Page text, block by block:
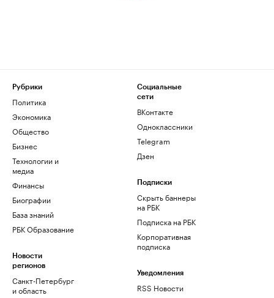
Рубрики
Политика
Экономика
Общество
Бизнес
Технологии и
медиа
Финансы
Биографии
База знаний
РБК Образование
Новости
регионов
Санкт-Петербург
и область
Социальные
сети
ВКонтакте
Одноклассники
Telegram
Дзен
Подписки
Скрыть баннеры
на РБК
Подписка на РБК
Корпоративная
подписка
Уведомления
RSS Новости